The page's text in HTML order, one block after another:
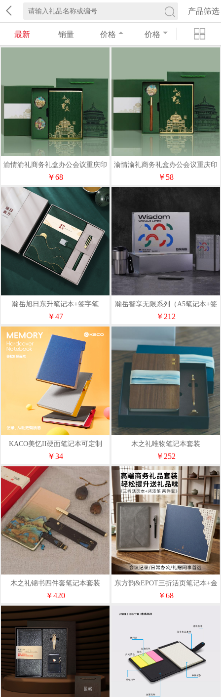
产品筛选
最新 销量 价格 价格
渝情渝礼商务礼盒办公会议重庆印
象笔记本礼盒B
￥68
渝情渝礼商务礼盒办公会议重庆印
象笔记本礼盒A
￥58
瀚岳旭日东升笔记本+签字笔
￥47
瀚岳智享无限系列（A5笔记本+签
字笔+乐扣咖啡杯）
￥212
KACO美忆II硬面笔记本可定制
logo
￥34
木之礼唯物笔记本套装
￥252
木之礼锦书四件套笔记本套装
￥420
东方韵&EPOT三折活页笔记本+金
属烤漆签笔两件套
￥68